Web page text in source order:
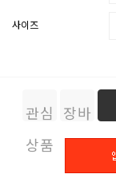
사이즈
관심
상품
장바
구니